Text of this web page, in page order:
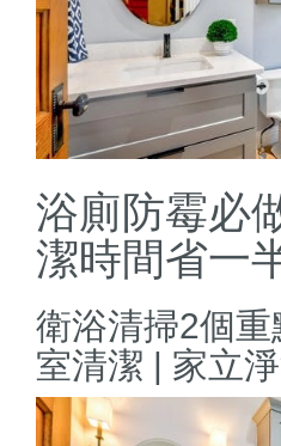
浴廁防霉必
潔時間省一
衛浴清掃2個
室清潔 | 家立